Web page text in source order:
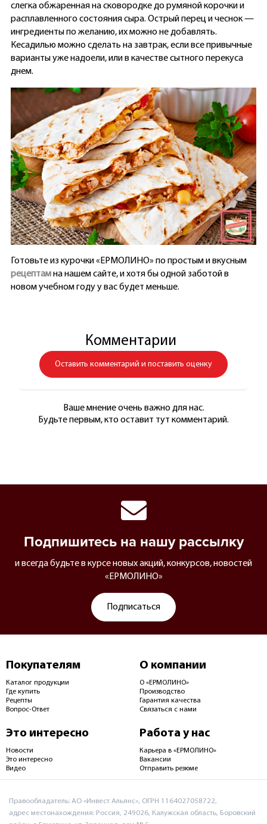
слегка обжаренная на сковородке до румяной корочки и
расплавленного состояния сыра. Острый перец и чеснок —
ингредиенты по желанию, их можно не добавлять.
Кесадилью можно сделать на завтрак, если все привычные
варианты уже надоели, или в качестве сытного перекуса
днем.
Готовьте из курочки «ЕРМОЛИНО» по простым и вкусным
рецептамна нашем сайте, и хотя бы одной заботой в
новом учебном году у вас будет меньше.
Комментарии
Оставить комментарий и поставить оценку
Ваше мнение очень важно для нас.
Будьте первым, кто оставит тут комментарий.
Подпишитесь на нашу рассылку
и всегда будьте в курсе новых акций, конкурсов, новостей
«ЕРМОЛИНО»
Подписаться
Покупателям
Каталог продукции
Где купить
Рецепты
Вопрос-Ответ
О компании
О «ЕРМОЛИНО»
Производство
Гарантия качества
Связаться с нами
Это интересно
Новости
Это интересно
Видео
Работа у нас
Карьера в «ЕРМОЛИНО»
Вакансии
Отправить резюме
Правообладатель: АО «Инвест Альянс», ОГРН 1164027058722,
адрес местонахождения: Россия, 249026, Калужская область, Боровский